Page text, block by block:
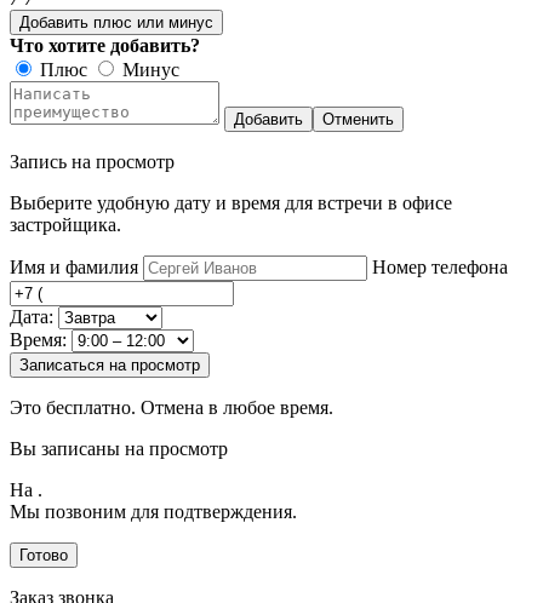
Добавить плюс или минус
Что хотите добавить?
Плюс
Минус
Добавить Отменить
Запись на просмотр
Выберите удобную дату и время для встречи в офисе
застройщика.
Имя и фамилия Номер телефона
Дата:
Время:
Записаться на просмотр
Это бесплатно. Отмена в любое время.
Вы записаны на просмотр
На .
Мы позвоним для подтверждения.
Готово
Заказ звонка